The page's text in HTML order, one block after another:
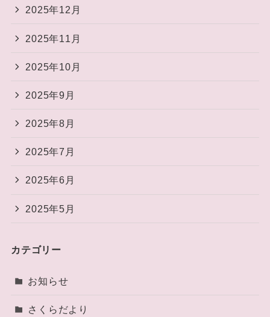
2025年12月
2025年11月
2025年10月
2025年9月
2025年8月
2025年7月
2025年6月
2025年5月
カテゴリー
お知らせ
さくらだより